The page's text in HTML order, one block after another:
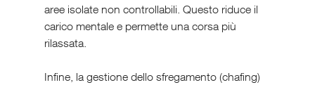
aree isolate non controllabili. Questo riduce il
carico mentale e permette una corsa più
rilassata.
Infine, la gestione dello sfregamento (chafing)